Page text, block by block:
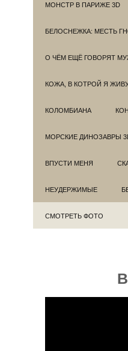
МОНСТР В ПАРИЖЕ 3D
БЕЛОСНЕЖКА: МЕСТЬ
О ЧЁМ ЕЩЁ ГОВОРЯТ
КОЖА, В КОТРОЙ Я
КОЛОМБИАНА
МОРСКИЕ ДИНОЗАВРЫ
ВПУСТИ МЕНЯ
НЕУДЕРЖИМЫЕ
СМОТРЕТЬ ФОТО